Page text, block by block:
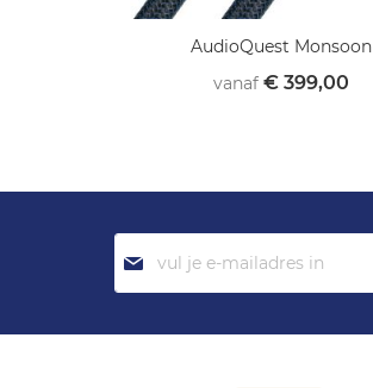
AudioQuest Monsoon
vanaf € 399,00
je
op
nieuwsbrief: